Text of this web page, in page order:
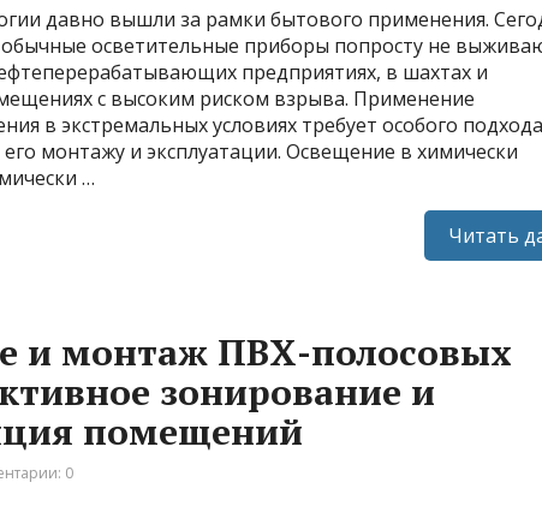
давно вышли за рамки бытового применения.
обычные осветительные приборы попросту не
предприятиях, в шахтах и
с высоким риском взрыва. Применение
в экстремальных условиях требует особого
монтажу и эксплуатации. Освещение в химически
…
Читать
и монтаж ПВХ-полосовых
зонирование и
помещений
0